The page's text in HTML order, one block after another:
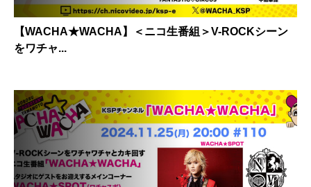
【WACHA★WACHA】＜ニコ生番組＞V-ROCKシーン
をワチャ...